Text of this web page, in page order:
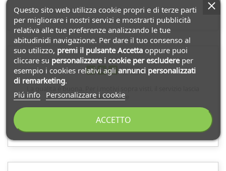
La qualità è buona. Per i motivi sopra visti, il servizio lascia
desiderare
Sara D. 21/12/2022
Questo sito web utilizza cookie propri e di terze parti
per migliorare i nostri servizi e mostrarti pubblicità
relativa alle tue preferenze analizzando le tue
abitudinidi navigazione. Per dare il tuo consenso al
suo utilizzo, premi il pulsante Accettaoppure puoi
cliccare su personalizzare i cookie per escludereper
esempio i cookies relativi agli annunci personalizzati
di remarketing.
Piú info
Personalizzare i cookie
ACCETTO